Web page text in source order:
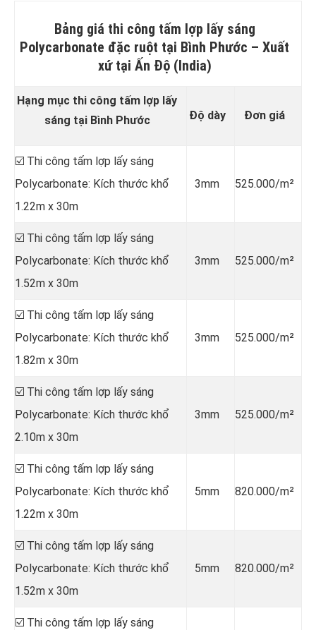
Bảng giá thi công tấm lợp lấy sáng
Polycarbonate đặc ruột tại Bình Phước – Xuất
xứ tại Ấn Độ (India)
Hạng mục thi công tấm lợp lấy
sáng tại Bình Phước
Độ dày Đơn giá
☑️ Thi công tấm lợp lấy sáng
Polycarbonate: Kích thước khổ
1.22m x 30m
3mm 525.000/m²
☑️ Thi công tấm lợp lấy sáng
Polycarbonate: Kích thước khổ
1.52m x 30m
3mm 525.000/m²
☑️ Thi công tấm lợp lấy sáng
Polycarbonate: Kích thước khổ
1.82m x 30m
3mm 525.000/m²
☑️ Thi công tấm lợp lấy sáng
Polycarbonate: Kích thước khổ
2.10m x 30m
3mm 525.000/m²
☑️ Thi công tấm lợp lấy sáng
Polycarbonate: Kích thước khổ
1.22m x 30m
5mm 820.000/m²
☑️ Thi công tấm lợp lấy sáng
Polycarbonate: Kích thước khổ
1.52m x 30m
5mm 820.000/m²
☑️ Thi công tấm lợp lấy sáng